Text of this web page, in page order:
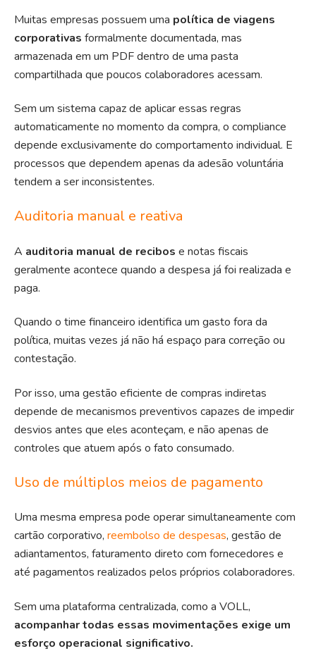
Muitas empresas possuem uma política de viagens
corporativas formalmente documentada, mas
armazenada em um PDF dentro de uma pasta
compartilhada que poucos colaboradores acessam.
Sem um sistema capaz de aplicar essas regras
automaticamente no momento da compra, o compliance
depende exclusivamente do comportamento individual. E
processos que dependem apenas da adesão voluntária
tendem a ser inconsistentes.
Auditoria manual e reativa
A auditoria manual de recibos e notas fiscais
geralmente acontece quando a despesa já foi realizada e
paga.
Quando o time financeiro identifica um gasto fora da
política, muitas vezes já não há espaço para correção ou
contestação.
Por isso, uma gestão eficiente de compras indiretas
depende de mecanismos preventivos capazes de impedir
desvios antes que eles aconteçam, e não apenas de
controles que atuem após o fato consumado.
Uso de múltiplos meios de pagamento
Uma mesma empresa pode operar simultaneamente com
cartão corporativo, reembolso de despesas, gestão de
adiantamentos, faturamento direto com fornecedores e
até pagamentos realizados pelos próprios colaboradores.
Sem uma plataforma centralizada, como a VOLL,
acompanhar todas essas movimentações exige um
esforço operacional significativo.